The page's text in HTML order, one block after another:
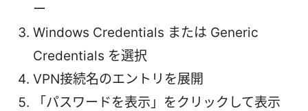
ー
Windows Credentials または Generic
Credentials を選択
VPN接続名のエントリを展開
「パスワードを表示」をクリックして表示